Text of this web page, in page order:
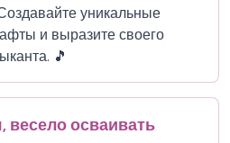
уникальные
и выразите своего
🎵
весело осваивать